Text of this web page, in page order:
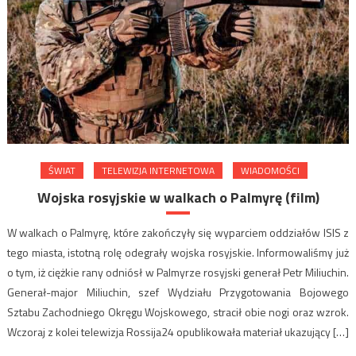
ŚWIAT TELEWIZJA INTERNETOWA WIADOMOŚCI
Wojska rosyjskie w walkach o Palmyrę (film)
W walkach o Palmyrę, które zakończyły się wyparciem oddziałów ISIS z
tego miasta, istotną rolę odegrały wojska rosyjskie. Informowaliśmy już
o tym, iż ciężkie rany odniósł w Palmyrze rosyjski generał Petr Miliuchin.
Generał-major Miliuchin, szef Wydziału Przygotowania Bojowego
Sztabu Zachodniego Okręgu Wojskowego, stracił obie nogi oraz wzrok.
Wczoraj z kolei telewizja Rossija24 opublikowała materiał ukazujący […]